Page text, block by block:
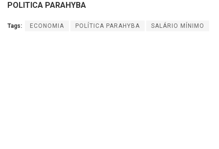
POLITICA PARAHYBA
Tags: ECONOMIA POLÍTICA PARAHYBA SALÁRIO MÍNIMO